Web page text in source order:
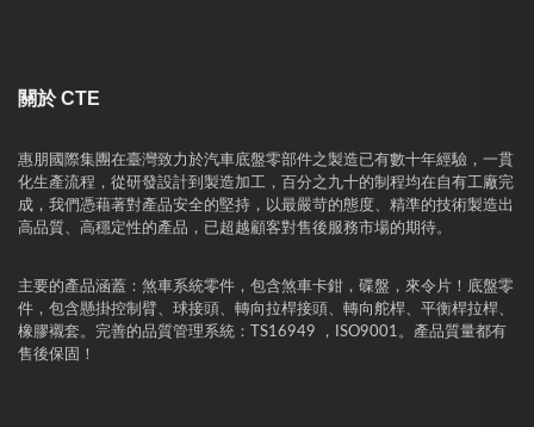
關於 CTE
惠朋國際集團在臺灣致力於汽車底盤零部件之製造已有數十年經驗，一貫
化生產流程，從研發設計到製造加工，百分之九十的制程均在自有工廠完
成，我們憑藉著對產品安全的堅持，以最嚴苛的態度、精準的技術製造出
高品質、高穩定性的產品，已超越顧客對售後服務市場的期待。
主要的產品涵蓋：煞車系統零件，包含煞車卡鉗，碟盤，來令片！底盤零
件，包含懸掛控制臂、球接頭、轉向拉桿接頭、轉向舵桿、平衡桿拉桿、
橡膠襯套。完善的品質管理系統：TS16949 ，ISO9001。產品質量都有
售後保固！